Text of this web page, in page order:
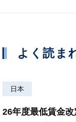
よく読ま
日本
26年度最低賃金